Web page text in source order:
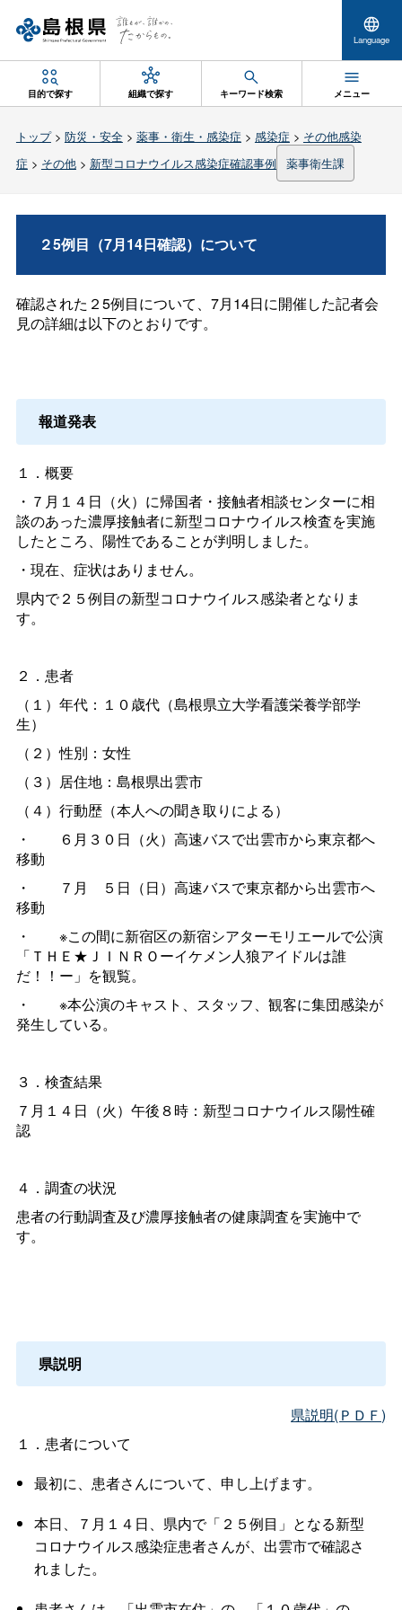
Language
目的で探す 組織で探す キーワード検索 メニュー
トップ> 防災・安全> 薬事・衛生・感染症 > 感染症 > その他感染
症 > その他> 新型コロナウイルス感染症確認事例 薬事衛生課
２5例目（7月14日確認）について
確認された２5例目について、7月14日に開催した記者会
見の詳細は以下のとおりです。
報道発表
１．概要
・７月１４日（火）に帰国者・接触者相談センターに相
談のあった濃厚接触者に新型コロナウイルス検査を実施
したところ、陽性であることが判明しました。
・現在、症状はありません。
県内で２５例目の新型コロナウイルス感染者となりま
す。
２．患者
（１）年代：１０歳代（島根県立大学看護栄養学部学
生）
（２）性別：女性
（３）居住地：島根県出雲市
（４）行動歴（本人への聞き取りによる）
・
６月３０日（火）高速バスで出雲市から東京都へ
移動
・
７ 月
５日（日）高速バスで東京都から出雲市へ
移動
・ ※この間に新宿区の新宿シアターモリエールで公演
「ＴＨＥ★ＪＩＮＲＯーイケメン人狼アイドルは誰
だ！！ー」を観覧。
・ ※本公演のキャスト、スタッフ、観客に集団感染が
発生している。
３．検査結果
７月１４日（火）午後８時：新型コロナウイルス陽性確
認
４．調査の状況
患者の行動調査及び濃厚接触者の健康調査を実施中で
す。
県説明
県説明(ＰＤＦ)
１．患者について
最初に、患者さんについて、申し上げます。
本日、７月１４日、県内で「２５例目」となる新型
コロナウイルス感染症患者さんが、出雲市で確認さ
れました。